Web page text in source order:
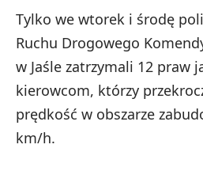
Tylko we wtorek i środę
Ruchu Drogowego
w Jaśle zatrzymali 12 praw
kierowcom, którzy
prędkość w obszarze
km/h.